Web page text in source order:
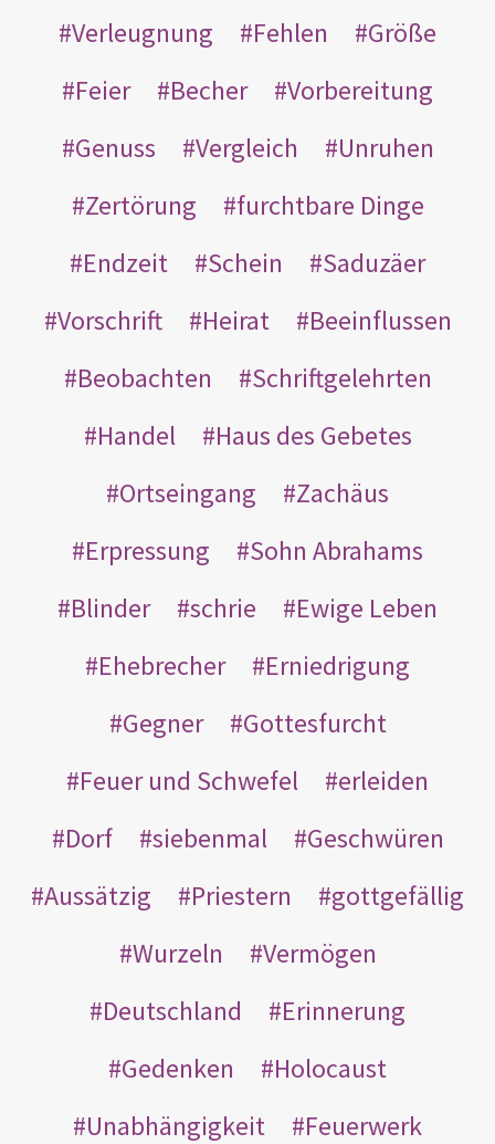
Verleugnung Fehlen
Größe
Feier
Becher
Vorbereitung
Genuss
Vergleich
Unruhen
Zertörung
furchtbare Dinge
Endzeit
Schein
Saduzäer
Vorschrift
Heirat
Beeinflussen
Beobachten
Schriftgelehrten
Handel
Haus des Gebetes
Ortseingang
Zachäus
Erpressung
Sohn Abrahams
Blinder
schrie
Ewige Leben
Ehebrecher
Erniedrigung
Gegner
Gottesfurcht
Feuer und Schwefel
erleiden
Dorf
siebenmal
Geschwüren
Aussätzig
Priestern
gottgefällig
Wurzeln
Vermögen
Deutschland
Erinnerung
Gedenken
Holocaust
Unabhängigkeit
Feuerwerk